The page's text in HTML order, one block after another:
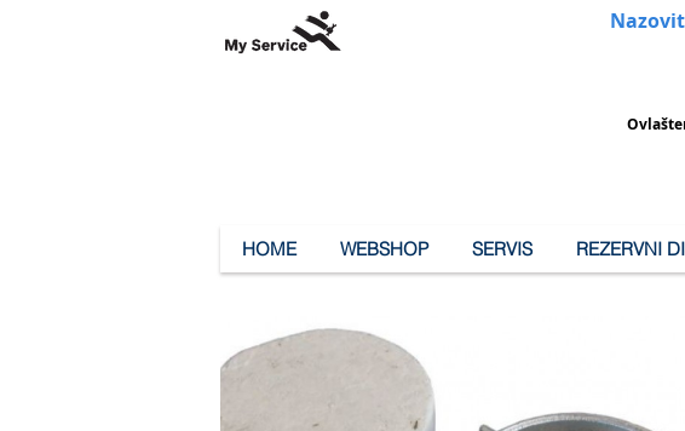
HOME WEBSHOP SERVIS REZERVNI